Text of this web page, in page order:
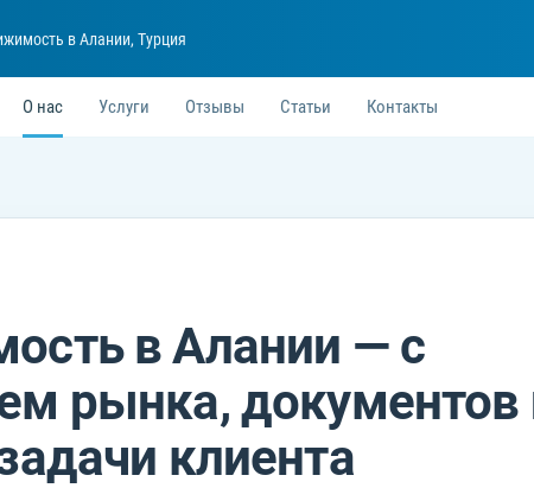
в Алании, Турция
О нас Услуги Отзывы Статьи Контакты
в Алании — с
рынка, документов
клиента